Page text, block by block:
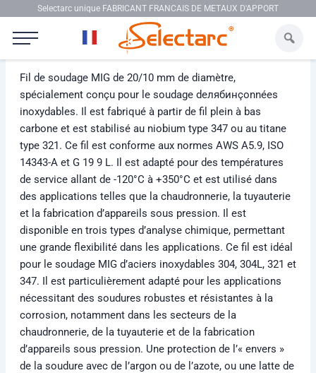
Aller au contenuSelectarc unique FABRICANT FRANCAIS DE METAUX D'APPORT
Fil de soudage MIG de 20/10 mm de diamètre,
spécialement conçu pour le soudage deлябинçonnées
inoxydables. Il est fabriqué à partir de fil plein à bas
carbone et est stabilisé au niobium type 347 ou au titane
type 321. Ce fil est conforme aux normes AWS A5.9, ISO
14343-A et G 19 9 L. Il est adapté pour des températures
de service allant de -120°C à +350°C et est utilisé dans
des applications telles que la chaudronnerie, la tuyauterie
et la fabrication d’appareils sous pression. Il est
disponible en trois types d’analyse chimique, permettant
une grande flexibilité dans les applications. Ce fil est idéal
pour le soudage MIG d’aciers inoxydables 304, 304L, 321 et
347. Il est particulièrement adapté pour les applications
nécessitant des soudures robustes et résistantes à la
corrosion, notamment dans les secteurs de la
chaudronnerie, de la tuyauterie et de la fabrication
d’appareils sous pression. Une protection de l’« envers »
de la soudure avec de l’argon ou de l’azote, ou une latte de